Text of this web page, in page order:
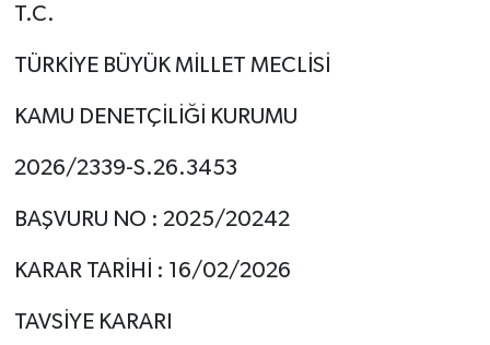
T.C.
TÜRKİYE BÜYÜK MİLLET MECLİSİ
KAMU DENETÇİLİĞİ KURUMU
2026/2339-S.26.3453
BAŞVURU NO : 2025/20242
KARAR TARİHİ : 16/02/2026
TAVSİYE KARARI